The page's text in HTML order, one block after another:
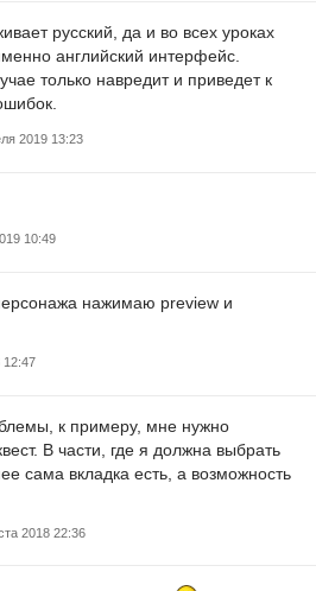
русский, да и во всех уроках
английский интерфейс.
только навредит и приведет к
2019 13:23
10:49
нажимаю preview и
12:47
к примеру, мне нужно
В части, где я должна выбрать
сама вкладка есть, а возможность
2018 22:36